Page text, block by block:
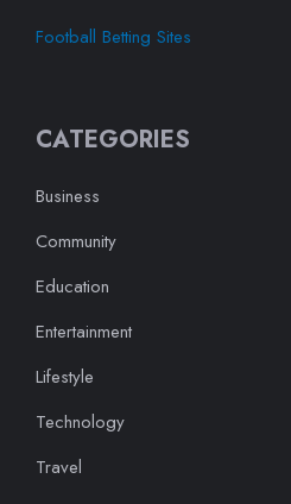
Football Betting Sites
CATEGORIES
Business
Community
Education
Entertainment
Lifestyle
Technology
Travel